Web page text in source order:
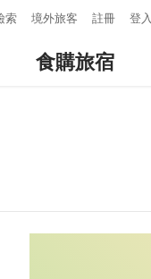
索 境外旅客 註冊 登入
食購旅宿